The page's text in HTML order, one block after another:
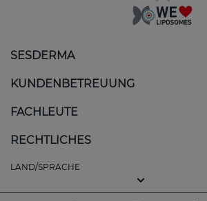
SESDERMA
KUNDENBETREUUNG
FACHLEUTE
RECHTLICHES
LAND/SPRACHE